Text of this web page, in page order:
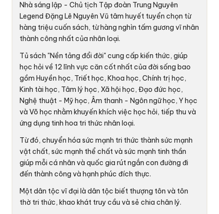
Nhà sáng lập - Chủ tịch Tập đoàn Trung Nguyên
Legend Đặng Lê Nguyên Vũ tâm huyết tuyển chọn từ
hàng triệu cuốn sách, từ hàng nghìn tấm gương vĩ nhân
thành công nhất của nhân loại.
Tủ sách "Nền tảng đổi đời" cung cấp kiến thức, giúp
học hỏi về 12 lĩnh vực căn cốt nhất của đời sống bao
gồm Huyền học, Triết học, Khoa học, Chính trị học,
Kinh tài học, Tâm lý học, Xã hội học, Đạo đức học,
Nghệ thuật - Mỹ học, Âm thanh - Ngôn ngữ học, Y học
và Võ học nhằm khuyến khích việc học hỏi, tiếp thu và
ứng dụng tinh hoa tri thức nhân loại.
Từ đó, chuyển hóa sức mạnh tri thức thành sức mạnh
vật chất, sức mạnh thể chất và sức mạnh tinh thần
giúp mỗi cá nhân và quốc gia rút ngắn con đường đi
đến thành công và hạnh phúc đích thực.
Một dân tộc vĩ đại là dân tộc biết thượng tôn và tôn
thờ tri thức, khao khát truy cầu và sẻ chia chân lý.